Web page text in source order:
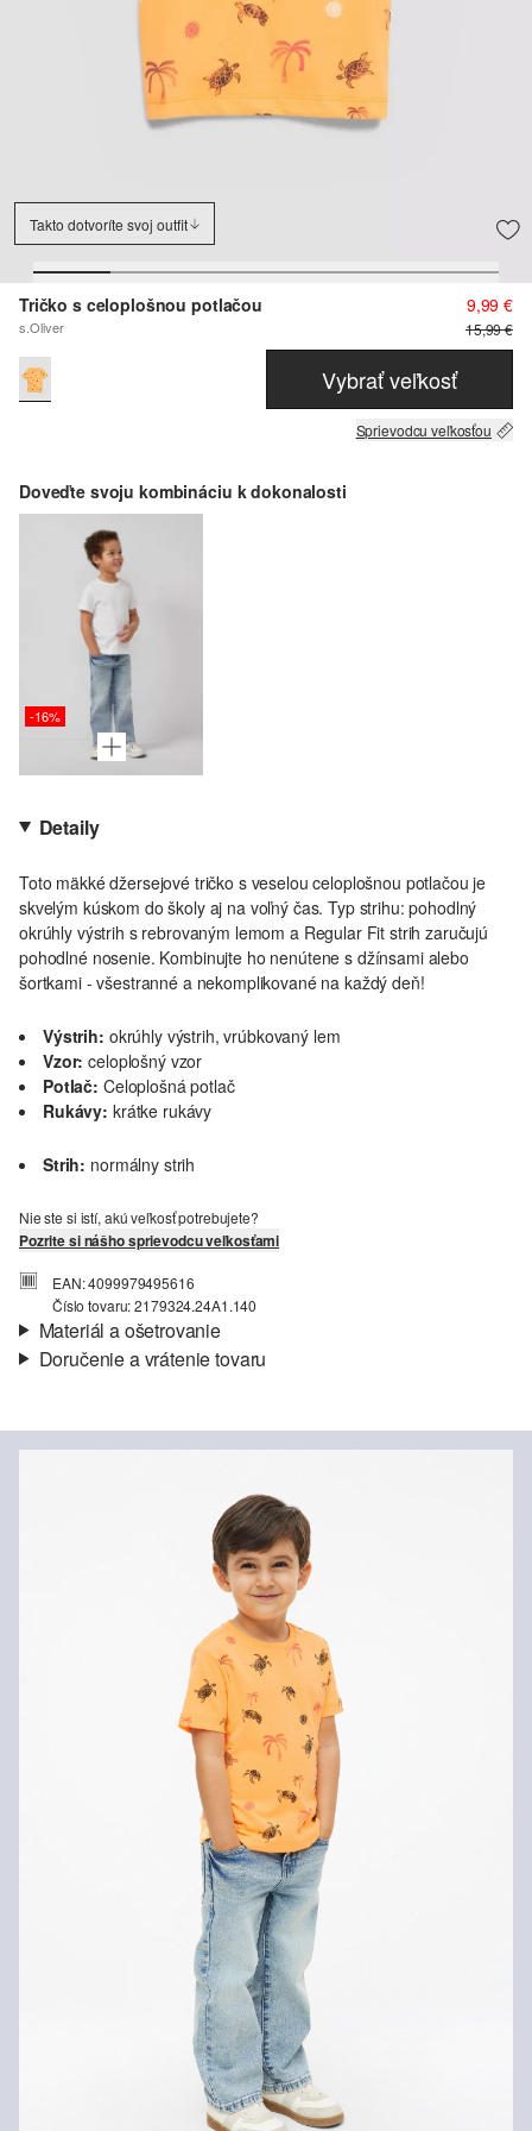
Takto dotvoríte svoj outfit
Tričko s celoplošnou potlačou
s.Oliver
9,99 €
15,99 €
Vybrať veľkosť
Sprievodcu veľkosťou
Doveďte svoju kombináciu k dokonalosti
-16%
Detaily
Toto mäkké džersejové tričko s veselou celoplošnou potlačou je
skvelým kúskom do školy aj na voľný čas. Typ strihu: pohodlný
okrúhly výstrih s rebrovaným lemom a Regular Fit strih zaručujú
pohodlné nosenie. Kombinujte ho nenútene s džínsami alebo
šortkami - všestranné a nekomplikované na každý deň!
Výstrih: okrúhly výstrih, vrúbkovaný lem
Vzor: celoplošný vzor
Potlač: Celoplošná potlač
Rukávy: krátke rukávy
Strih: normálny strih
Nie ste si istí, akú veľkosť potrebujete?
Pozrite si nášho sprievodcu veľkosťami
EAN: 4099979495616
Číslo tovaru: 2179324.24A1.140
Materiál a ošetrovanie
Materiál: polyesterová zmes
Nečistiť chlórovým bielidlom
Nevhodné do sušičky bielizne
Šetrný prací program 30°
Nečistiť chemicky
Žehliť pri stredne vysokej teplote
Doručenie a vrátenie tovaru
Vaša objednávka bude odoslaná do 4-8 pracovných dní
štandardné doručenie sú 4,95 €
Svoj tovar nám môžete bezplatne vrátiť do 14 dní.